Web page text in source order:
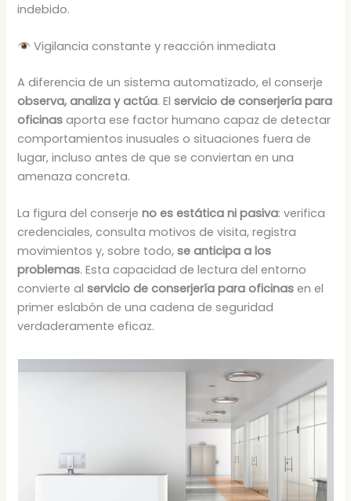
indebido.
Vigilancia constante y reacción inmediata
A diferencia de un sistema automatizado, el conserje
observa, analiza y actúa. Elservicio de conserjería para
oficinas aporta ese factor humano capaz de detectar
comportamientos inusuales o situaciones fuera de
lugar, incluso antes de que se conviertan en una
amenaza concreta.
La figura del conserjeno es estática ni pasiva: verifica
credenciales, consulta motivos de visita, registra
movimientos y, sobre todo,se anticipa a los
problemas. Esta capacidad de lectura del entorno
convierte alservicio de conserjería para oficinas en el
primer eslabón de una cadena de seguridad
verdaderamente eficaz.